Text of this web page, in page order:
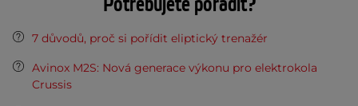
7 důvodů, proč si pořídit eliptický trenažér
Avinox M2S: Nová generace výkonu pro elektrokola
Crussis